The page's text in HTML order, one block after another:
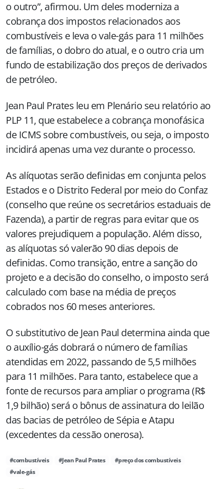
o outro”, afirmou. Um deles moderniza a
cobrança dos impostos relacionados aos
combustíveis e leva o vale-gás para 11 milhões
de famílias, o dobro do atual, e o outro cria um
fundo de estabilização dos preços de derivados
de petróleo.
Jean Paul Prates leu em Plenário seu relatório ao
PLP 11, que estabelece a cobrança monofásica
de ICMS sobre combustíveis, ou seja, o imposto
incidirá apenas uma vez durante o processo.
As alíquotas serão definidas em conjunta pelos
Estados e o Distrito Federal por meio do Confaz
(conselho que reúne os secretários estaduais de
Fazenda), a partir de regras para evitar que os
valores prejudiquem a população. Além disso,
as alíquotas só valerão 90 dias depois de
definidas. Como transição, entre a sanção do
projeto e a decisão do conselho, o imposto será
calculado com base na média de preços
cobrados nos 60 meses anteriores.
O substitutivo de Jean Paul determina ainda que
o auxílio-gás dobrará o número de famílias
atendidas em 2022, passando de 5,5 milhões
para 11 milhões. Para tanto, estabelece que a
fonte de recursos para ampliar o programa (R$
1,9 bilhão) será o bônus de assinatura do leilão
das bacias de petróleo de Sépia e Atapu
(excedentes da cessão onerosa).
#combustíveis #Jean Paul Prates
#preço dos combustíveis
#vale-gás